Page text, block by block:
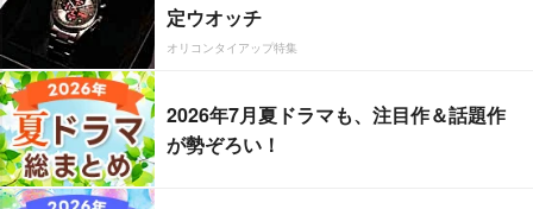
定ウオッチ
オリコンタイアップ特集
2026年7月夏ドラマも、注目作＆話題作
が勢ぞろい！